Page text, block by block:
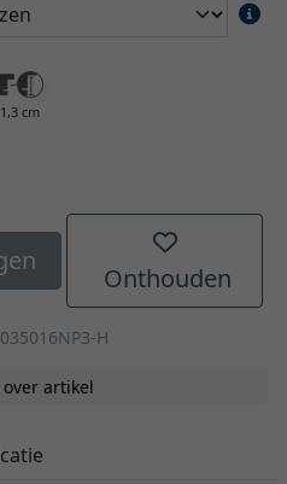
1,3 cm
Onthouden
H
artikel